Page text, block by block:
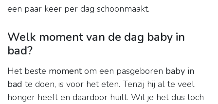
een paar keer per dag schoonmaakt.
Welk moment van de dag baby in
bad?
Het beste momentom een pasgeboren baby in
bad te doen, is voor het eten. Tenzij hij al te veel
honger heeft en daardoor huilt. Wil je het dus toch